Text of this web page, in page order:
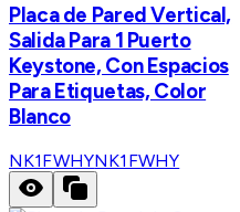
Placa de Pared Vertical,
Salida Para 1 Puerto
Keystone, Con Espacios
Para Etiquetas, Color
Blanco
NK1FWHYNK1FWHY